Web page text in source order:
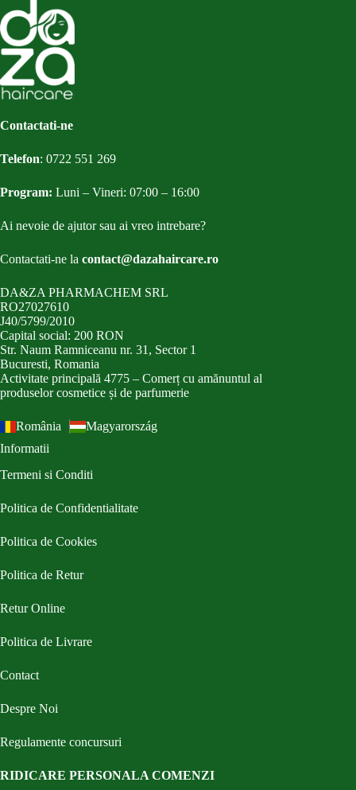
Contactati-ne
Telefon: 0722 551 269
Program: Luni – Vineri: 07:00 – 16:00
Ai nevoie de ajutor sau ai vreo intrebare?
Contactati-ne la contact@dazahaircare.ro
DA&ZA PHARMACHEM SRL
RO27027610
J40/5799/2010
Capital social: 200 RON
Str. Naum Ramniceanu nr. 31, Sector 1
Bucuresti, Romania
Activitate principală 4775 – Comerț cu amănuntul al
produselor cosmetice și de parfumerie
România
Magyarország
Informatii
Termeni si Conditi
Politica de Confidentialitate
Politica de Cookies
Politica de Retur
Retur Online
Politica de Livrare
Contact
Despre Noi
Regulamente concursuri
RIDICARE PERSONALA COMENZI